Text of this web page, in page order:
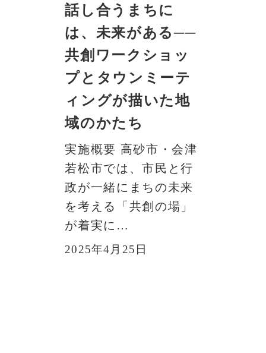
話し合うまちに
は、未来がある──
共創ワークショッ
プとタウンミーテ
ィングが描いた地
域のかたち
実施概要 高砂市・会津
若松市では、市民と行
政が一緒にまちの未来
を考える「共創の場」
が着実に…
2025年4月25日